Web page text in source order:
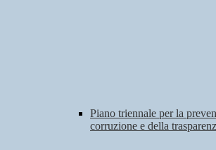
Piano triennale per la
corruzione e della